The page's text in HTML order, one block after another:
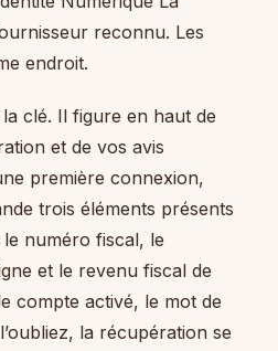
reconnu. Les
endroit.
clé. Il figure en haut de
et de vos avis
première connexion,
trois éléments présents
numéro fiscal, le
et le revenu fiscal de
compte activé, le mot de
la récupération se